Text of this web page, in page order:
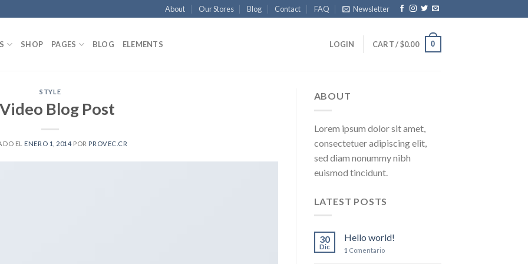
About Our Stores Blog Contact FAQ Newsletter
SHOP PAGES BLOG ELEMENTS LOGIN CART /$0.00 0
STYLE
Blog Post
EL ENERO 1, 2014 POR PROVEC.CR
ABOUT
Lorem ipsum dolor sit amet,
consectetuer adipiscing elit,
sed diam nonummy nibh
euismod tincidunt.
LATEST POSTS
30
Dic
Hello world!
1 Comentario